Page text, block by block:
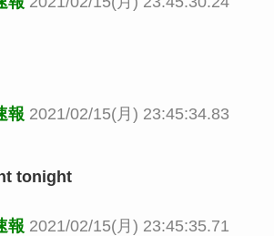
報 2021/02/15(月) 23:45:34.83
tonight
報 2021/02/15(月) 23:45:35.71